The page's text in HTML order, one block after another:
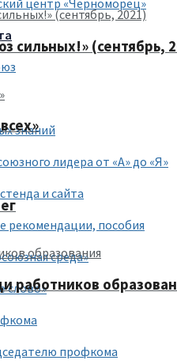
центр «Черноморец»
знаний
лидера от «А» до «Я»
и сайта
рекомендации, пособия
среда»
слово»
профкома
сильных!» (сентябрь,
работников